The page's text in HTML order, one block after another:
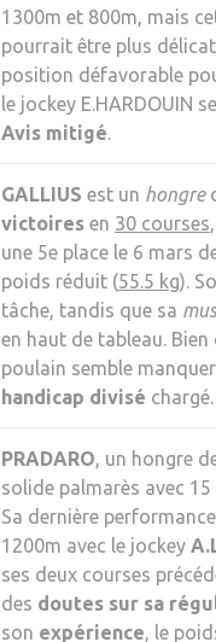
1300m et 800m, mais
pourrait être plus
position défavorable
le jockey E.HARDOUIN
Avis mitigé.
GALLIUS est un hongre
victoiresen 30 courses
une 5e place le 6 mars
poids réduit (55.5 kg).
tâche, tandis que sa
en haut de tableau. Bien
poulain semble
handicap divisé
PRADARO, un hongre
solide palmarès avec
Sa dernière
1200m avec le jockey
ses deux courses
des doutes sur sa
son expérience, le